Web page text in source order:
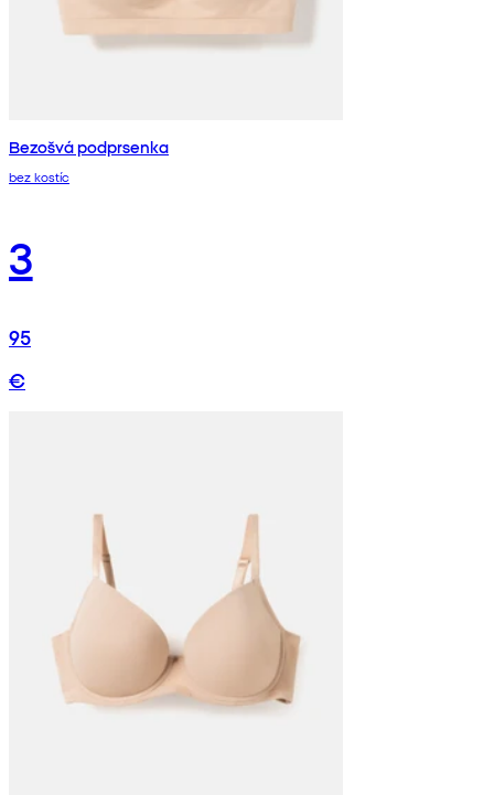
Bezošvá podprsenka
bez kostíc
3
95
€